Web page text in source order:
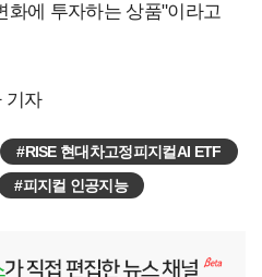
화에 투자하는 상품"이라고
기자
#RISE 현대차고정피지컬AI ETF
#피지컬 인공지능